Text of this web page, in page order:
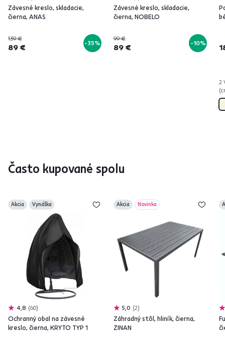
Závesné kreslo, skladacie,
čierna, ANAS
139 €
89 € -35%
Závesné kreslo, skladacie,
čierna, NOBELO
99 €
89 € -10%
2
Často kupované spolu
Akcia Vynáška
4,8 60
Ochranný obal na závesné
kreslo, čierna, KRYTO TYP 1
Akcia Novinka
5,0 2
Záhradný stôl, hliník, čierna,
ZINAN